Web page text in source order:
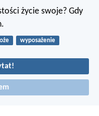
życie swoje? Gdy
wyposażenie